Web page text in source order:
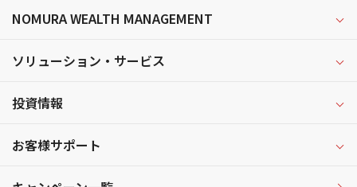
NOMURA WEALTH MANAGEMENT
ソリューション・サービス
投資情報
お客様サポート